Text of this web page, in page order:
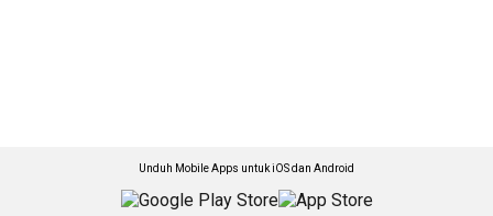
Unduh Mobile Apps untuk iOS dan Android